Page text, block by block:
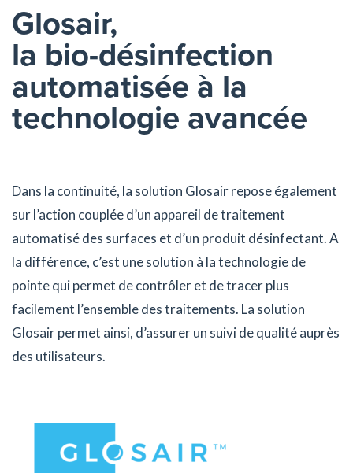
Glosair,
la bio-désinfection
automatisée à la
technologie avancée
Dans la continuité, la solution Glosair repose également
sur l’action couplée d’un appareil de traitement
automatisé des surfaces et d’un produit désinfectant. A
la différence, c’est une solution à la technologie de
pointe qui permet de contrôler et de tracer plus
facilement l’ensemble des traitements. La solution
Glosair permet ainsi, d’assurer un suivi de qualité auprès
des utilisateurs.